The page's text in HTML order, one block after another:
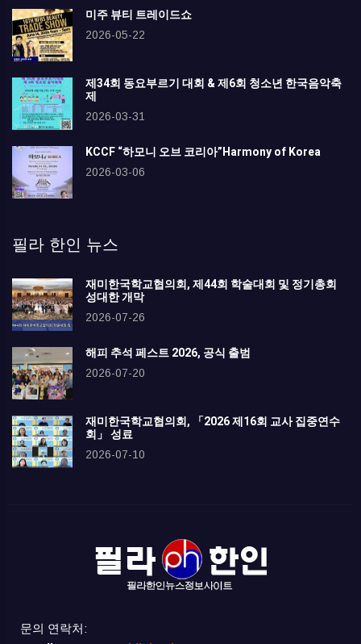
미주 뷰티 트레이드쇼
2026-05-22
제34회 동요부르기 대회 & 제6회 청소년 한국음악축
제
2026-03-31
KCCF “하모니 오브 코리아”Harmony of Korea
2026-03-06
필라 한인 뉴스
재미한국학교협의회, 제44회 학술대회 및 정기총회
성대한 개막
2026-07-26
해피 추석 페스트 2026, 공식 출범
2026-07-20
재미한국학교협의회, 「2026 제16회 교사 집중연수
회」 성료
2026-07-10
문의 연락처: